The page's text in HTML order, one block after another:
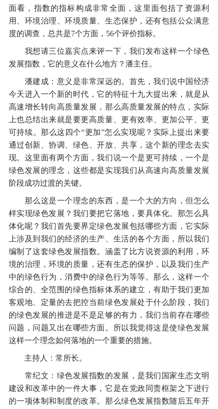
面看，指数的指标构成非常全面，这里面包括了资源利
用、环境治理、环境质量、生态保护，还有包括公众满意
度的调查，总共是7个方面，56个评价指标。
我想请三位嘉宾点来评一下，我们发布这样一个绿色
发展指数，它的意义在什么地方？潘主任。
潘建成：意义是非常深远的。首先，我们说中国经济
今天进入一个新的时代，它的特征十九大提出来，就是从
高速增长转向高质量发展，那么高质量发展的特点，实际
上也总结出来就是要更高质量、更有效率、更加公平、更
可持续。那么这四个“更加”怎么实现呢？实际上提出来要
通过创新、协调、绿色、开放、共享，这个新的理念去实
现。这里面有两个方面，我们说一个是更可持续，一个是
绿色发展的理念，这些都是实现我们从高速向高质量发展
阶段成功过渡的关键。
那么这是一个理念的东西，是一个大的方向，但怎么
样实现绿色发展？我们要把它落地，要具体化。那怎么具
体化呢？我们首先要界定绿色发展包括哪些方面，它实际
上涉及到我们的经济的生产、生活的各个方面，所以我们
编制了这套绿色发展指数。涵盖了比方说资源的利用，环
境的治理，环境的质量，还有生态的保护，以及我们生产
中的绿色行为，消费中的绿色行为等等。那么，这样一个
综合的、全范围的绿色指标体系的建立，有助于我们更加
客观地、定量的去把控当前绿色发展处于什么阶段，我们
的绿色发展的推进是不是足够的有力，我们当前存在哪些
问题，问题又出在哪些方面。所以我觉得这是使绿色发展
这样一个理念如何落地的一个重要的措施。
主持人：常所长。
常纪文：绿色发展指数的发展，是我们国家生态文明
建设和改革中的一件大事，它是在党政同责框架之下进行
的一项体制和制度的改革。那么绿色发展指数随后五年开